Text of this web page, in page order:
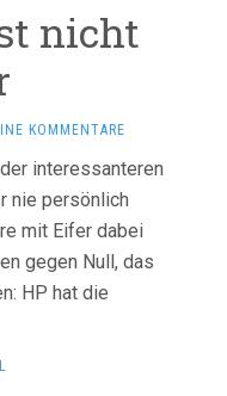
nicht
KOMMENTARE
interessanteren
nie persönlich
mit Eifer dabei
gegen Null, das
HP hat die